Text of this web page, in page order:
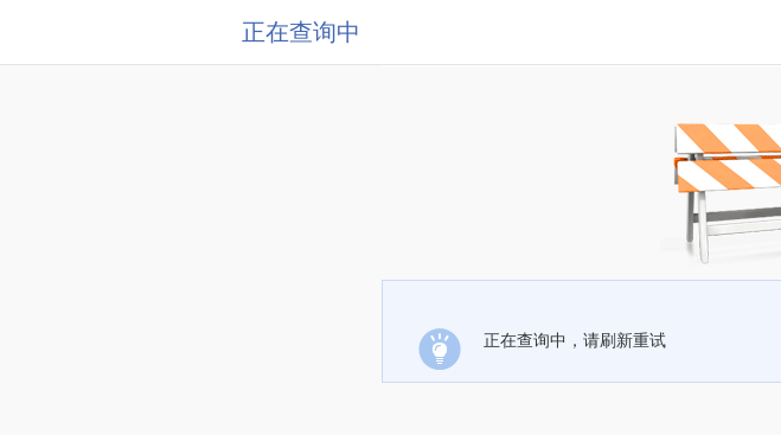
正在查询中
正在查询中，请刷新重试